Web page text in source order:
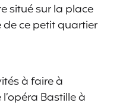
situé sur la place
ce petit quartier
à faire à
Bastille à